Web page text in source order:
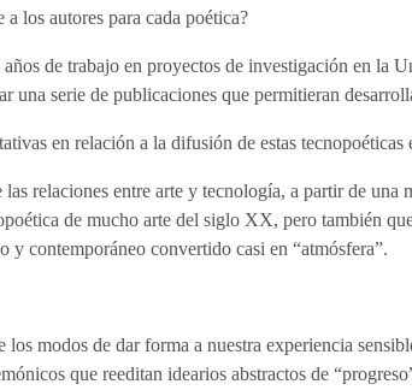
los autores para cada poética?
de trabajo en proyectos de investigación en la
una serie de publicaciones que permitieran
en relación a la difusión de estas tecnopoéticas
relaciones entre arte y tecnología, a partir de
de mucho arte del siglo XX, pero también
contemporáneo convertido casi en “atmósfera”.
los modos de dar forma a nuestra experiencia
que reeditan idearios abstractos de